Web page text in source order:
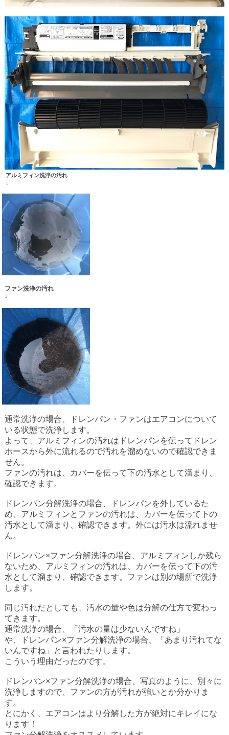
アルミフィン洗浄の汚れ
↓
ファン洗浄の汚れ
↓
通常洗浄の場合、ドレンパン・ファンはエアコンについて
いる状態で洗浄します。
よって、アルミフィンの汚れはドレンパンを伝ってドレン
ホースから外に流れるので汚れを溜めないので確認できま
せん。
ファンの汚れは、カバーを伝って下の汚水として溜まり、
確認できます。
ドレンパン分解洗浄の場合、ドレンパンを外しているた
め、アルミフィンとファンの汚れは、カバーを伝って下の
汚水として溜まり、確認できます。外には汚水は流れませ
ん。
ドレンパン×ファン分解洗浄の場合、アルミフィンしか残ら
ないため、アルミフィンの汚れは、カバーを伝って下の汚
水として溜まり、確認できます。ファンは別の場所で洗浄
します。
同じ汚れだとしても、汚水の量や色は分解の仕方で変わっ
てきます。
通常洗浄の場合、「汚水の量は少ないんですね」
や、ドレンパン×ファン分解洗浄の場合、「あまり汚れてな
いんですね」と言われたりします。
こういう理由だったのです。
ドレンパン×ファン分解洗浄の場合、写真のように、別々に
洗浄しますので、ファンの方が汚れが強いとか分かりま
す。
とにかく、エアコンはより分解した方が絶対にキレイにな
ります！